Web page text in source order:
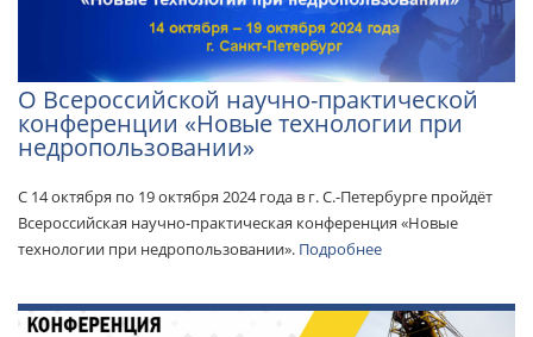
О Всероссийской научно-практической
конференции «Новые технологии при
недропользовании»
С 14 октября по 19 октября 2024 года в г. С.-Петербурге пройдёт
Всероссийская научно-практическая конференция «Новые
технологии при недропользовании». Подробнее